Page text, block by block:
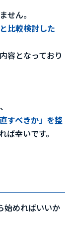
せん。
比較検討した
容となっており
すべきか」を整
ば幸いです。
始めればいいか